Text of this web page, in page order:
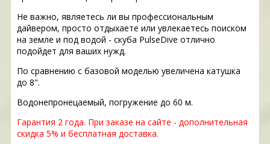
Не важно, являетесь ли вы профессиональным
дайвером, просто отдыхаете или увлекаетесь поиском
на земле и под водой - скуба PulseDive отлично
подойдет для ваших нужд.
По сравнению с базовой моделью увеличена катушка
до 8".
Водонепронецаемый, погружение до 60 м.
Гарантия 2 года. При заказе на сайте - дополнительная
скидка 5% и бесплатная доставка.